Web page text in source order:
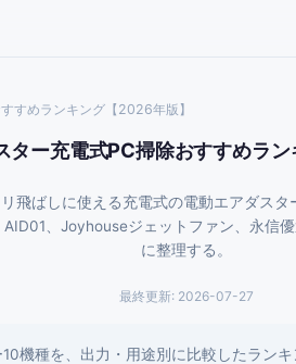
すめランキング【2026年版】
ター充電式PC掃除おすすめラ
飛ばしに使える充電式の電動エアダス
、Joyhouseジェットファン、永信
に整理する。
最終更新: 2026-07-27
機種を、出力・用途別に比較したラン